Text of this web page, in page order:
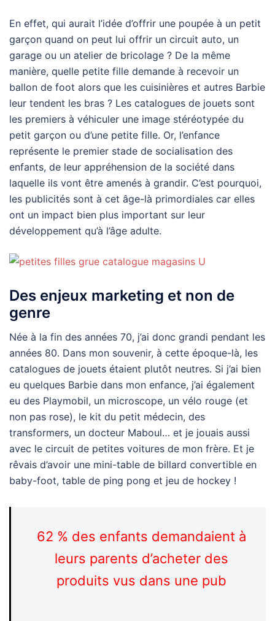
En effet, qui aurait l’idée d’offrir une poupée à un petit
garçon quand on peut lui offrir un circuit auto, un
garage ou un atelier de bricolage ? De la même
manière, quelle petite fille demande à recevoir un
ballon de foot alors que les cuisinières et autres Barbie
leur tendent les bras ? Les catalogues de jouets sont
les premiers à véhiculer une image stéréotypée du
petit garçon ou d’une petite fille. Or, l’enfance
représente le premier stade de socialisation des
enfants, de leur appréhension de la société dans
laquelle ils vont être amenés à grandir. C’est pourquoi,
les publicités sont à cet âge-là primordiales car elles
ont un impact bien plus important sur leur
développement qu’à l’âge adulte.
Des enjeux marketing et non de
genre
Née à la fin des années 70, j’ai donc grandi pendant les
années 80. Dans mon souvenir, à cette époque-là, les
catalogues de jouets étaient plutôt neutres. Si j’ai bien
eu quelques Barbie dans mon enfance, j’ai également
eu des Playmobil, un microscope, un vélo rouge (et
non pas rose), le kit du petit médecin, des
transformers, un docteur Maboul… et je jouais aussi
avec le circuit de petites voitures de mon frère. Et je
rêvais d’avoir une mini-table de billard convertible en
baby-foot, table de ping pong et jeu de hockey !
62 % des enfants demandaient à
leurs parents d’acheter des
produits vus dans une pub